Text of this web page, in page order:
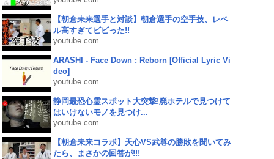
【朝倉未来選手と対談】朝倉選手の空手技、レベ
ル高すぎてビビった!!
youtube.com
ARASHI - Face Down : Reborn [Official Lyric Vi
deo]
youtube.com
静岡最恐心霊スポット大突撃!廃ホテルで見つけて
はいけないモノを見つけ...
youtube.com
【朝倉未来コラボ】天心VS武尊の勝敗を聞いてみ
たら、まさかの回答が!!!